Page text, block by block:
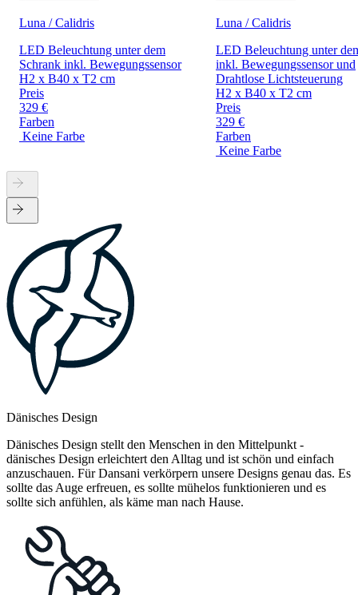
Luna / Calidris
LED Beleuchtung unter dem
Schrank inkl. Bewegungssensor
H2 x B40 x T2 cm
Preis
329 €
Farben
Keine Farbe
Luna / Calidris
LED Beleuchtung unter
inkl. Bewegungssensor und
Drahtlose Lichtsteuerung
H2 x B40 x T2 cm
Preis
329 €
Farben
Keine Farbe
Dänisches Design
Dänisches Design stellt den Menschen in den Mittelpunkt -
dänisches Design erleichtert den Alltag und ist schön und einfach
anzuschauen. Für Dansani verkörpern unsere Designs genau das. Es
sollte das Auge erfreuen, es sollte mühelos funktionieren und es
sollte sich anfühlen, als käme man nach Hause.